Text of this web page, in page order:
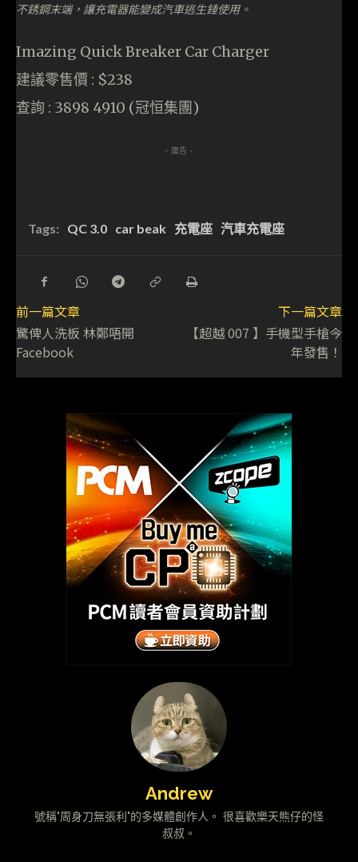
不銹鋼末端，讓充電器能變成汽車逃生錘使用。
Imazing Quick Breaker Car Charger
建議零售價 : $238
查詢 : 3898 4910 (冠恒集團)
- 廣告 -
Tags: QC 3.0 car beak 充電座 汽車充電座
前一篇文章
驚俾人洗板 林鄭唔開
Facebook
下一篇文章
【超越 007 】手機型手槍今
年發售！
Andrew
號稱"周身刀無張利"的多媒體創作人。 很喜歡樂天熊仔的怪
叔叔。